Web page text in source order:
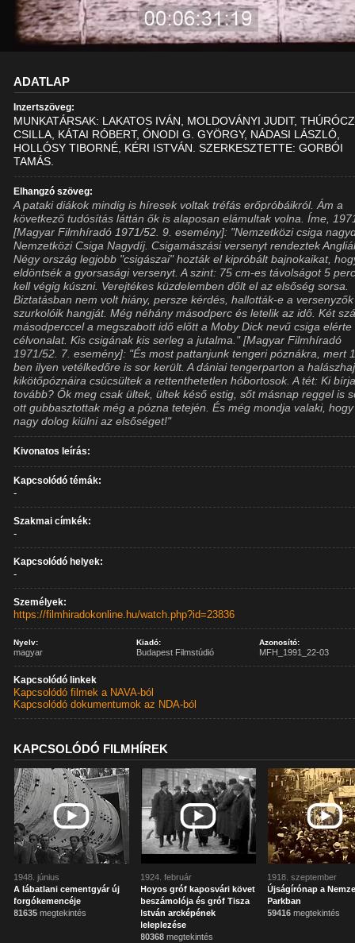
ADATLAP
Inzertszöveg:
MUNKATÁRSAK: LAKATOS IVÁN, MOLDOVÁNYI JUDIT,
CSILLA, KÁTAI RÓBERT, ÓNODI G. GYÖRGY, NÁDASI LÁSZLÓ,
HOLLÓSY TIBORNÉ, KÉRI ISTVÁN. SZERKESZTETTE: GORBÓI
TAMÁS.
Elhangzó szöveg:
A pataki diákok mindig is híresek voltak tréfás erőpróbáikról. Ám a
következő tudósítás láttán ők is alaposan elámultak volna. Íme,
[Magyar Filmhíradó 1971/52. 9. esemény]: "Nemzetközi csiga
Nemzetközi Csiga Nagydíj. Csigamászási versenyt rendeztek
Négy ország legjobb "csigászai" hozták el kipróbált bajnokaikat,
eldöntsék a gyorsasági versenyt. A szint: 75 cm-es távolságot 5
kell végig kúszni. Verejtékes küzdelemben dőlt el az elsőség sorsa.
Biztatásban nem volt hiány, persze kérdés, hallották-e a versenyzők
szurkolóik hangját. Még néhány másodperc és letelik az idő. Két
másodperccel a megszabott idő előtt a Moby Dick nevű csiga elérte
célvonalat. Kis csigának kis serleg a jutalma." [Magyar Filmhíradó
1971/52. 7. esemény]: "És most pattanjunk tengeri póznákra, mert
ben ilyen vetélkedőre is sor került. A dániai tengerparton a
kikötőpóznáira csücsültek a rettenthetetlen hóbortosok. A tét: Ki
tovább? Ők meg csak ültek, ültek késő estig, sőt másnap reggel is
ott gubbasztottak még a pózna tetején. És még mondja valaki,
nagy dolog kiülni az elsőséget!"
Kivonatos leírás:
Kapcsolódó témák:
-
Szakmai címkék:
-
Kapcsolódó helyek:
-
Személyek:
https://filmhiradokonline.hu/watch.php?id=23836
Nyelv:
magyar
Kiadó:
Budapest Filmstúdió
Azonosító:
MFH_1991_22-03
Kapcsolódó linkek
Kapcsolódó filmek a NAVA-ból
Kapcsolódó dokumentumok az NDA-ból
KAPCSOLÓDÓ FILMHÍREK
1948. június
A lábatlani cementgyár új
forgókemencéje
81635 megtekintés
1924. február
Hoyos gróf kaposvári követ
beszámolója és gróf Tisza
István arcképének
leleplezése
80368 megtekintés
1918. szeptember
Újságírónap a
Parkban
59416 megtekintés